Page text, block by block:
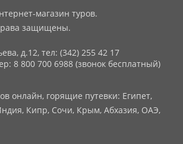
магазин туров.
защищены.
д.12, тел: (342) 255 42 17
8 800 700 6988 (звонок бесплатный)
онлайн, горящие путевки: Египет,
Кипр, Сочи, Крым, Абхазия, ОАЭ,